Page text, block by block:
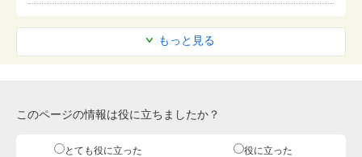
もっと見る
このページの情報は役に立ちましたか？
とても役に立った 役に立った